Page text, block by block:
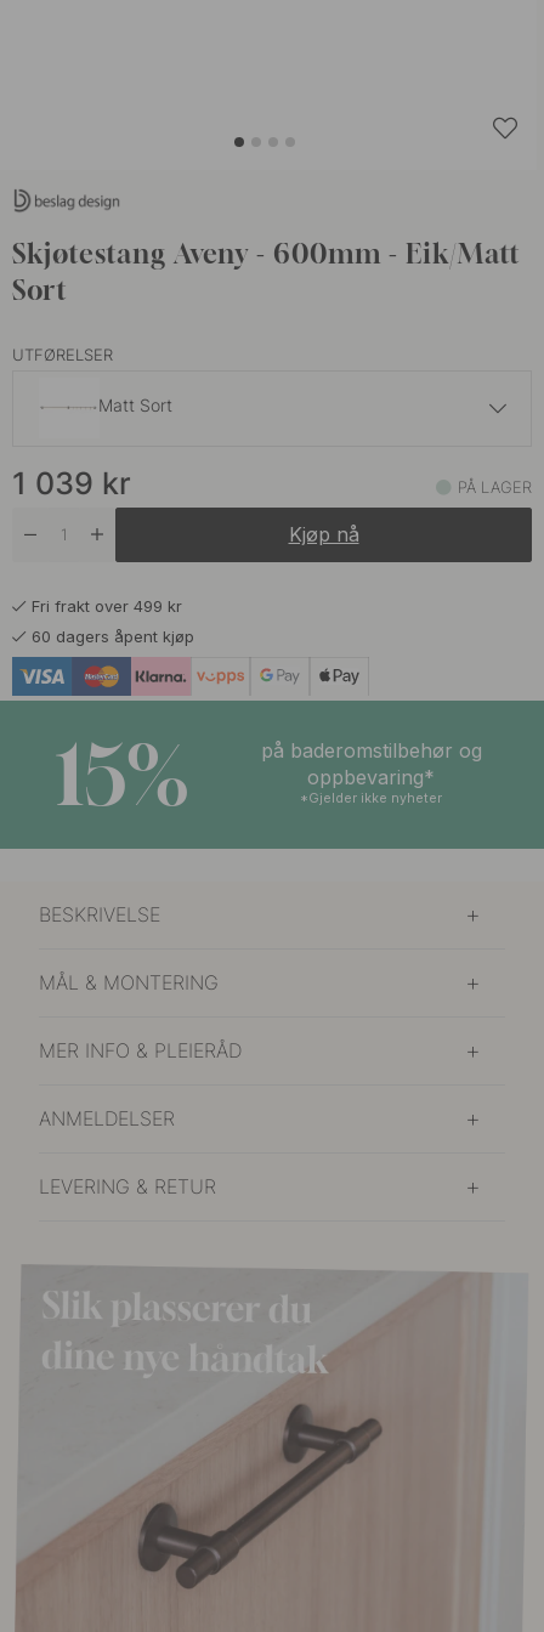
Skjøtestang Aveny - 600mm - Eik/Matt
Sort
UTFØRELSER
Matt Sort
Brunet Messing På lager
På lager
Eik
Eik 1 039 kr
Matt Sort
879 kr
1 039 kr PÅ LAGER
Kjøp nå
Fri frakt over 499 kr
60 dagers åpent kjøp
15%
på baderomstilbehør og
oppbevaring*
*Gjelder ikke nyheter
BESKRIVELSE
MÅL & MONTERING
MER INFO & PLEIERÅD
ANMELDELSER
LEVERING & RETUR